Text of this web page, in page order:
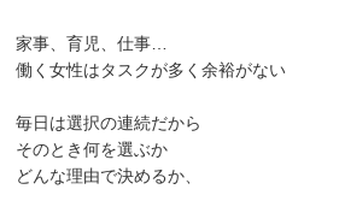
家事、育児、仕事…
働く女性はタスクが多く余裕がない
毎日は選択の連続だから
そのとき何を選ぶか
どんな理由で決めるか、